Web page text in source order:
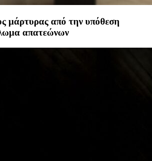
μάρτυρας από την υπόθεση
απατεώνων